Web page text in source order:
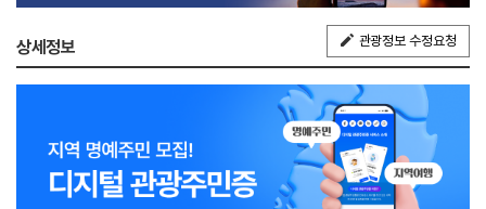
상세정보 관광정보 수정요청